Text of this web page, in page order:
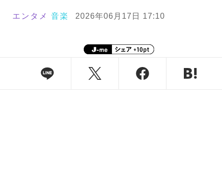
エンタメ 音楽 2026年06月17日 17:10